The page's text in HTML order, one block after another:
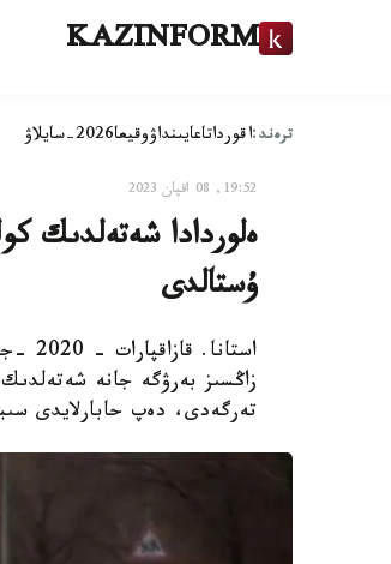
KAZINFORM
ترەند:اقورداتاعايىنداۋوقيعا2026-سايلاۋ
19:52, 08 اقپان 2023
ەلوردادا شەتەلدىك
ۇستالدى
تەرگەدى، دەپ حابارلايدى